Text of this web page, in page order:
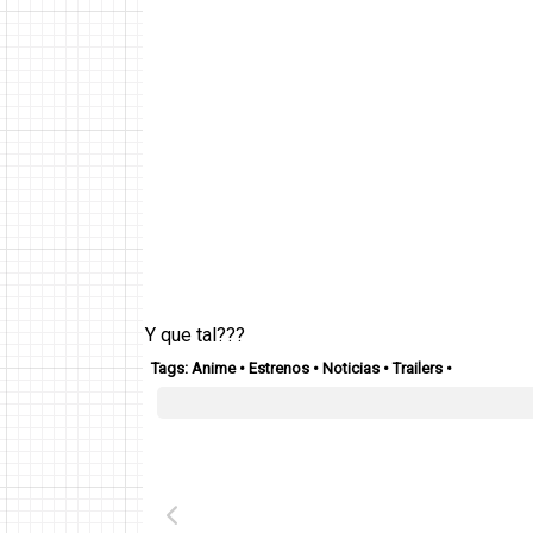
Y que tal???
Tags: Anime• Estrenos • Noticias •Trailers •